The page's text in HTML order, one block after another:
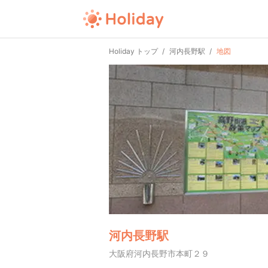
Holiday トップ 河内長野駅 地図
河内長野駅
大阪府河内長野市本町２９